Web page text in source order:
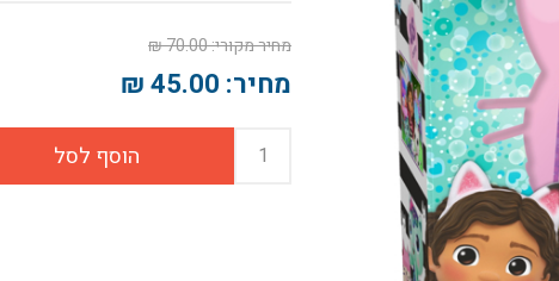
מחיר מקורי:70.00 ₪
מחיר: 45.00 ₪